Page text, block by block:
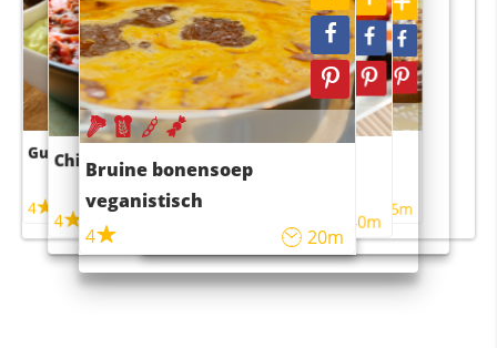
Guacamole
4
Chili con carne
4 45m
Bruine bonensoep
veganistisch
4
20m
Sushi rijstsalade
maaltijdsalade
40m
4 55m